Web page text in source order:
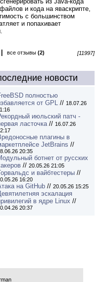
и кода на яваскрипте,
с большинством
и попахивает
все отзывы (2)
[11997]
новости
полностью
от GPL // 18.07.26
июльский патч -
ласточка// 16.07.26
плагины в
JetBrains //
20:35
ботнет от русских
// 20.05.26 21:05
и вайбтестеры //
16:20
на GitHub // 20.05.26 15:25
эскалация
в ядре Linux //
20:37